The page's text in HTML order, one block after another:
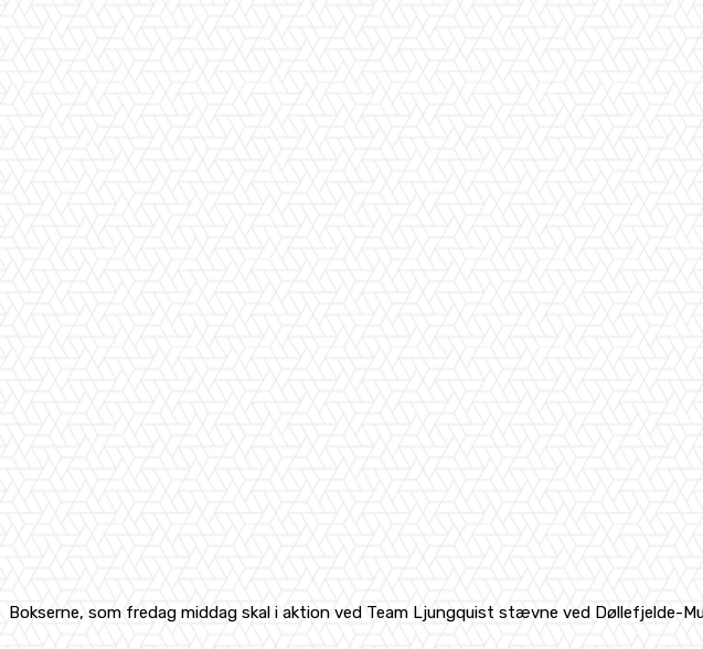
Bokserne, som fredag middag skal i aktion ved Team Ljungquist stævne ved Døllefjelde-